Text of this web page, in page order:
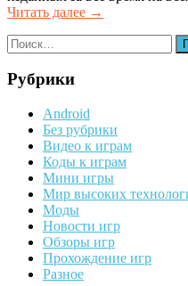
Читать далее «Коды
→
Найти:
Рубрики
Android
Без рубрики
Видео к играм
Коды к играм
Мини игры
Мир высоких
Моды
Новости игр
Обзоры игр
Прохождение игр
Разное